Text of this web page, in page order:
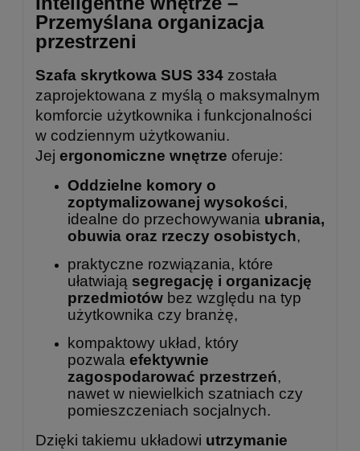
Przemyślana organizacja
przestrzeni
Szafa skrytkowa SUS 334 została
zaprojektowana z myślą o maksymalnym
komforcie użytkownika i funkcjonalności
w codziennym użytkowaniu.
Jej ergonomiczne wnętrze oferuje:
Oddzielne komory o
zoptymalizowanej wysokości,
idealne do przechowywania ubrania,
obuwia oraz rzeczy osobistych,
praktyczne rozwiązania, które
ułatwiają segregację i organizację
przedmiotów bez względu na typ
użytkownika czy branżę,
kompaktowy układ, który
pozwala efektywnie
zagospodarować przestrzeń,
nawet w niewielkich szatniach czy
pomieszczeniach socjalnych.
Dzięki takiemu układowi utrzymanie